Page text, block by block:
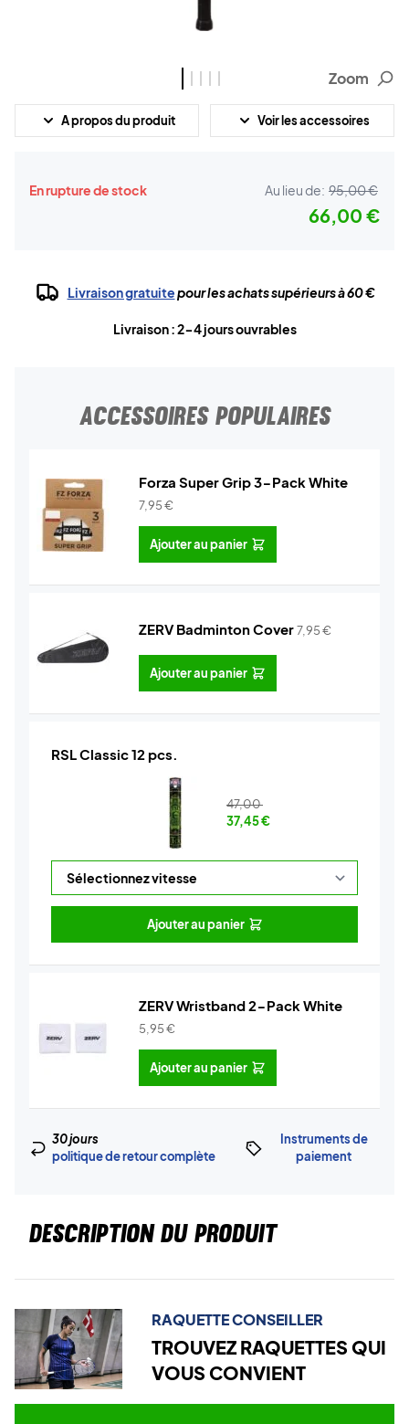
Zoom
A propos du produit Voir les accessoires
En rupture de stock Au lieu de: 95,00 €
66,00 €
Livraison gratuitepour les achats supérieurs à 60 €
Livraison : 2-4 jours ouvrables
ACCESSOIRES POPULAIRES
Forza Super Grip 3-Pack White
7,95€
Ajouter au panier
ZERV Badminton Cover7,95€
Ajouter au panier
RSL Classic 12 pcs.
47,00
37,45€
Ajouter au panier
ZERV Wristband 2-Pack White
5,95€
Ajouter au panier
30 jours
politique de retour complète
Instruments de
paiement
DESCRIPTION DU PRODUIT
RAQUETTE CONSEILLER
TROUVEZ RAQUETTES QUI
VOUS CONVIENT